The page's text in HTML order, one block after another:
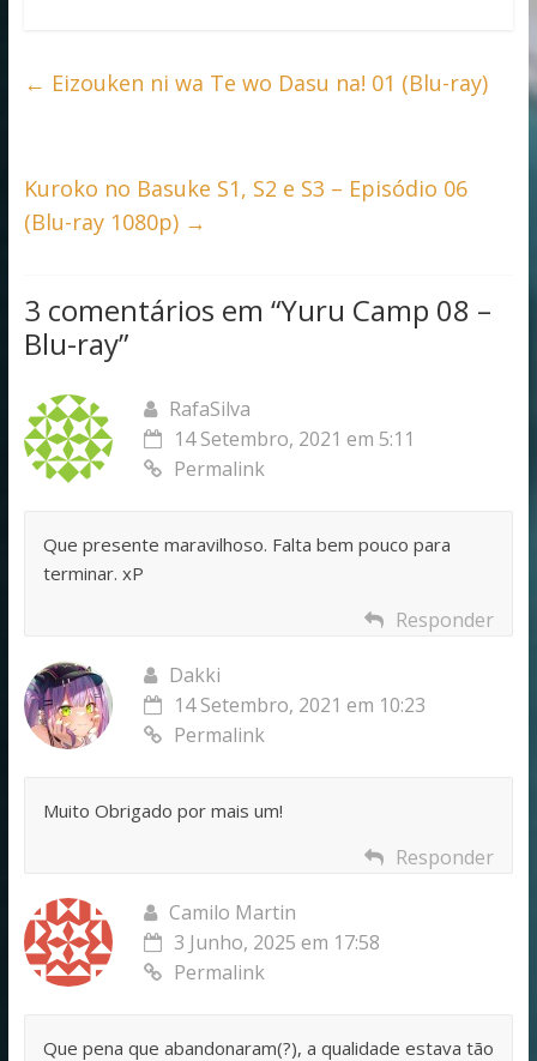
b
k
er s
p
e
← Eizouken ni wa Te wo Dasu na! 01 (Blu-ray)
Kuroko no Basuke S1, S2 e S3 – Episódio 06
(Blu-ray 1080p) →
3 comentários em “Yuru Camp 08 –
Blu-ray”
RafaSilva
14 Setembro, 2021 em 5:11
Permalink
Que presente maravilhoso. Falta bem pouco para
terminar. xP
Responder
Dakki
14 Setembro, 2021 em 10:23
Permalink
Muito Obrigado por mais um!
Responder
Camilo Martin
3 Junho, 2025 em 17:58
Permalink
Que pena que abandonaram(?), a qualidade estava tão